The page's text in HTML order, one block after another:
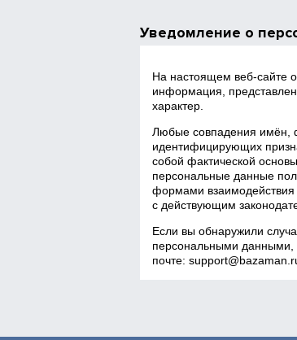
Уведомление о
На настоящем веб‑сайте
информация,
характер.
Любые совпадения имён,
идентифицирующих
собой фактической
персональные данные
формами взаимодействия
с действующим
Если вы обнаружили
персональными данными,
почте: